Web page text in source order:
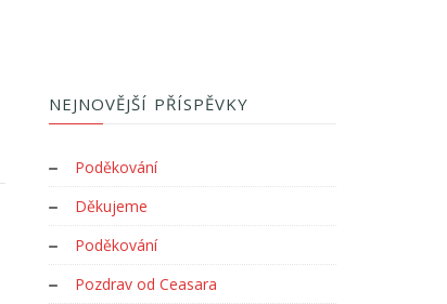
NEJNOVĚJŠÍ PŘÍSPĚVKY
Poděkování
Děkujeme
Poděkování
Pozdrav od Ceasara